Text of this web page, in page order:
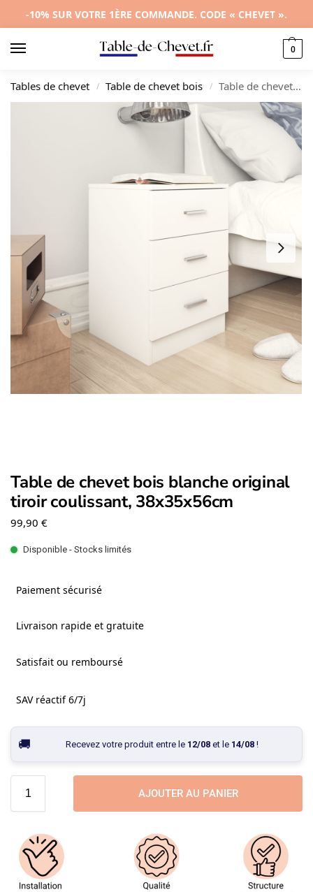
-10% SUR VOTRE 1ÈRE COMMANDE. CODE « CHEVET ».
0
Tables de chevet / Table de chevet bois / Table de chevet bois blanche original tiroir coulissant, 38x35x56cm
Table de chevet bois blanche original
tiroir coulissant, 38x35x56cm
99,90 €
Disponible - Stocks limités
Paiement sécurisé
Livraison rapide et gratuite
Satisfait ou remboursé
SAV réactif 6/7j
Recevez votre produit entre le 12/08et le 14/08!
AJOUTER AU PANIER